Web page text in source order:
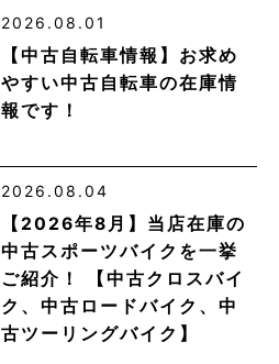
2026.08.01
【中古自転車情報】お求め
やすい中古自転車の在庫情
報です！
2026.08.04
【2026年8月】当店在庫の
中古スポーツバイクを一挙
ご紹介！ 【中古クロスバイ
ク、中古ロードバイク、中
古ツーリングバイク】